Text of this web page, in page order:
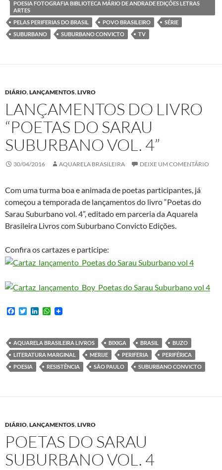
POESIA FOTOGRAFIA BIBLIOTECA MÁRIO DE ANDRADE EDIÇÕES LETRAS
ARTES
PELAS PERIFERIAS DO BRASIL
POVO BRASILEIRO
SÉRIE
SUBURBANO
SUBURBANO CONVICTO TV
DIÁRIO,LANÇAMENTOS,LIVRO
LANÇAMENTOS DO LIVRO
“POETAS DO SARAU
SUBURBANO VOL. 4”
30/04/2016 AQUARELA BRASILEIRA DEIXE UM COMENTÁRIO
Com uma turma boa e animada de poetas participantes, já
começou a temporada de lançamentos do livro “Poetas do
Sarau Suburbano vol. 4”, editado em parceria da Aquarela
Brasileira Livros com Suburbano Convicto Edições.
Confira os cartazes e participe:
F
b
o
o
k
T
t
e
r
e
d
I
n
W
s
A
p
p
AQUARELA BRASILEIRA LIVROS BIXIGA BRASIL
BUZO
LITERATURA MARGINAL
MERIJE PERIFERIA
PERIFÉRICA
POESIA
RESISTÊNCIA SÃO PAULO SUBURBANO CONVICTO
DIÁRIO,LANÇAMENTOS,LIVRO
POETAS DO SARAU
SUBURBANO VOL. 4